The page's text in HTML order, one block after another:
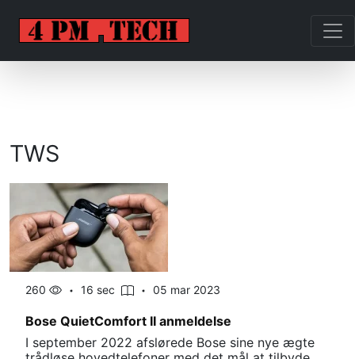
TWS
260 16 sec 05 mar 2023
Bose QuietComfort II anmeldelse
I september 2022 afslørede Bose sine nye ægte